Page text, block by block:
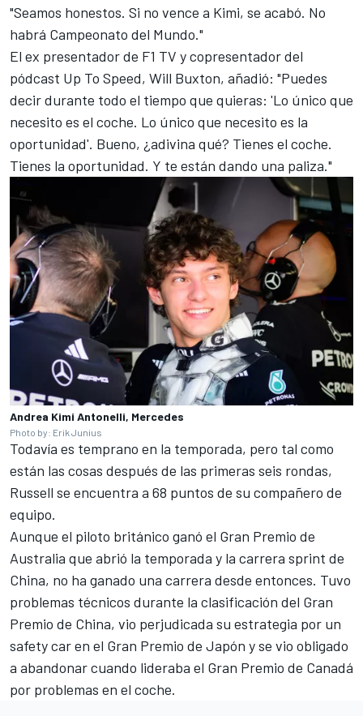
"Seamos honestos. Si no vence a Kimi, se acabó. No
habrá Campeonato del Mundo."
El ex presentador de F1 TV y copresentador del
pódcast Up To Speed, Will Buxton, añadió: "Puedes
decir durante todo el tiempo que quieras: 'Lo único que
necesito es el coche. Lo único que necesito es la
oportunidad'. Bueno, ¿adivina qué? Tienes el coche.
Tienes la oportunidad. Y te están dando una paliza."
Andrea Kimi Antonelli, Mercedes
Photo by: Erik Junius
Todavía es temprano en la temporada, pero tal como
están las cosas después de las primeras seis rondas,
Russell se encuentra a 68 puntos de su compañero de
equipo.
Aunque el piloto británico ganó el Gran Premio de
Australia que abrió la temporada y la carrera sprint de
China, no ha ganado una carrera desde entonces. Tuvo
problemas técnicos durante la clasificación del Gran
Premio de China, vio perjudicada su estrategia por un
safety car en el Gran Premio de Japón y se vio obligado
a abandonar cuando lideraba el Gran Premio de Canadá
por problemas en el coche.